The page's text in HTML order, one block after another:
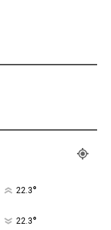
22.3°
22.3°